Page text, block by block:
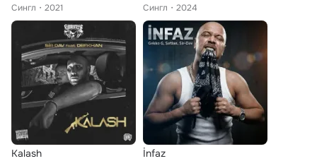
Сингл
2021
Сингл
2024
Kalash İnfaz